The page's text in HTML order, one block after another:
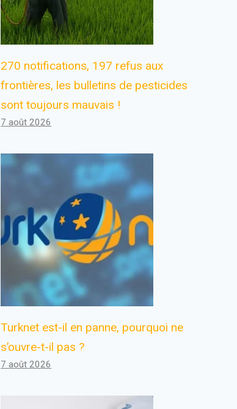
270 notifications, 197 refus aux
frontières, les bulletins de pesticides
sont toujours mauvais !
7 août 2026
Turknet est-il en panne, pourquoi ne
s’ouvre-t-il pas ?
7 août 2026